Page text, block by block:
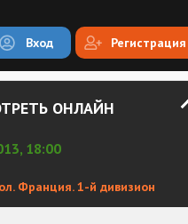
Вход Регистрация
ОНЛАЙН
18:00
Франция. 1-й дивизион